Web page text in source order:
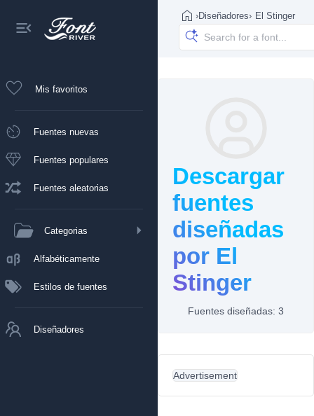
Mis favoritos
Fuentes nuevas
Fuentes populares
Fuentes aleatorias
Categorias
Alfabéticamente
Estilos de fuentes
Diseñadores
›Diseñadores› El Stinger
Descargar
fuentes
diseñadas
por El
Stinger
Fuentes diseñadas: 3
Advertisement